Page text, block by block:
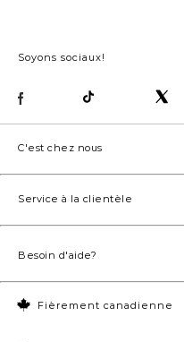
Soyons sociaux!
Fièrement canadienne
C'est chez nous
Service à la clientèle
Besoin d'aide?